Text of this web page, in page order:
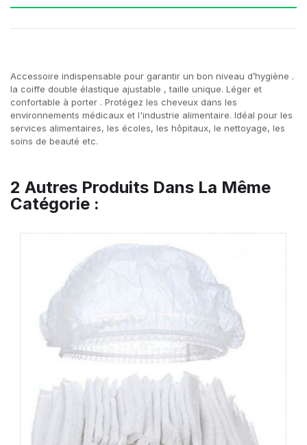
Accessoire indispensable pour garantir un bon niveau d’hygiène .
la coiffe double élastique ajustable , taille unique. Léger et
confortable à porter . Protégez les cheveux dans les
environnements médicaux et l'industrie alimentaire. Idéal pour les
services alimentaires, les écoles, les hôpitaux, le nettoyage, les
soins de beauté etc.
2 Autres Produits Dans La Même
Catégorie :